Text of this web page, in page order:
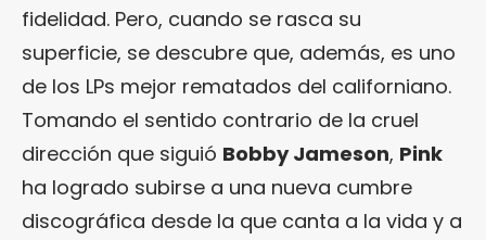
fidelidad. Pero, cuando se rasca su
superficie, se descubre que, además, es uno
de los LPs mejor rematados del californiano.
Tomando el sentido contrario de la cruel
dirección que siguió Bobby Jameson, Pink
ha logrado subirse a una nueva cumbre
discográfica desde la que canta a la vida y a